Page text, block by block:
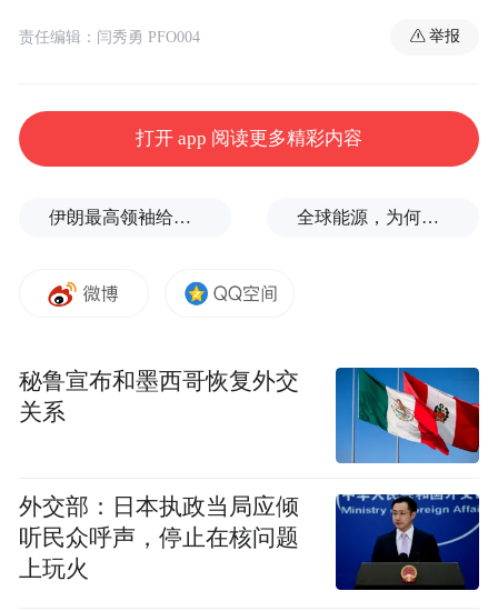
缘渡义卖品——莲花灯（图片来源：凤凰网佛教
6月23-27日，2022中国厦门国际佛事用品
（春季）展览会在厦门国际会展中心举行，
凤凰网佛教、慧海公益在此次展会中开展“困
境人群生活救助”和“困境老人安养计划”的义
卖活动。
此次参与义卖活动的产品大致分为佛事用
责任编辑：闫秀勇 PFO004 举报
打开 app 阅读更多精彩内容
伊朗最高领袖给总统下了“最后警告”？ 全球能源，为何越来越“脆”？
秘鲁宣布和墨西哥恢复外交
关系
外交部：日本执政当局应倾
听民众呼声，停止在核问题
上玩火